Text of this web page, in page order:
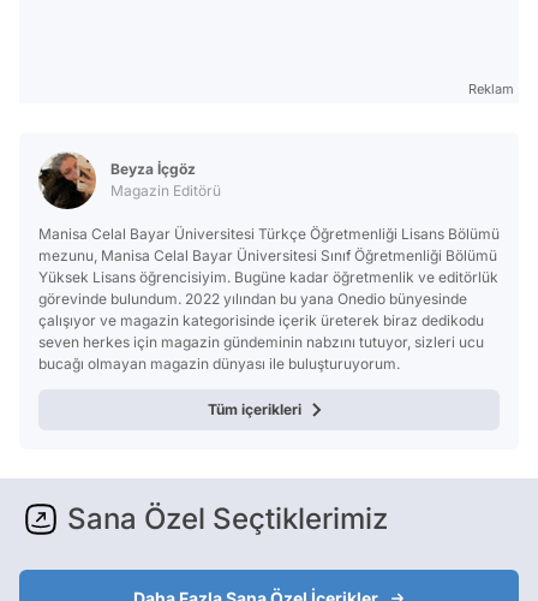
Reklam
Beyza İçgöz
Magazin Editörü
Manisa Celal Bayar Üniversitesi Türkçe Öğretmenliği Lisans Bölümü
mezunu, Manisa Celal Bayar Üniversitesi Sınıf Öğretmenliği Bölümü
Yüksek Lisans öğrencisiyim. Bugüne kadar öğretmenlik ve editörlük
görevinde bulundum. 2022 yılından bu yana Onedio bünyesinde
çalışıyor ve magazin kategorisinde içerik üreterek biraz dedikodu
seven herkes için magazin gündeminin nabzını tutuyor, sizleri ucu
bucağı olmayan magazin dünyası ile buluşturuyorum.
Tüm içerikleri
Sana Özel Seçtiklerimiz